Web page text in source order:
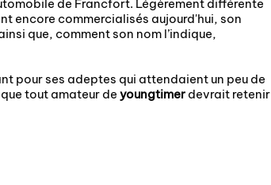
de Francfort. Légèrement différente
encore commercialisés aujourd'hui, son
que, comment son nom l’indique,
pour ses adeptes qui attendaient un peu de
tout amateur de youngtimer devrait retenir